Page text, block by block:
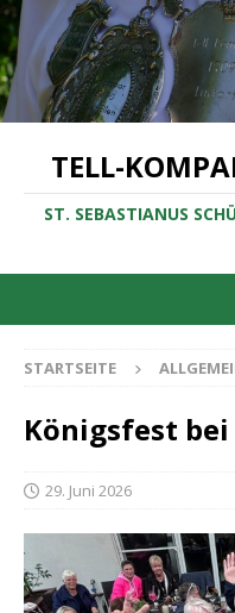
TELL-
ST. SEBASTIANUS
STARTSEITE
Königsfest
29. Juni 2026